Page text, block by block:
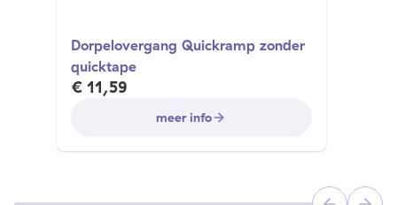
Dorpelovergang Quickramp zonder
quicktape
€ 11,59
meer info